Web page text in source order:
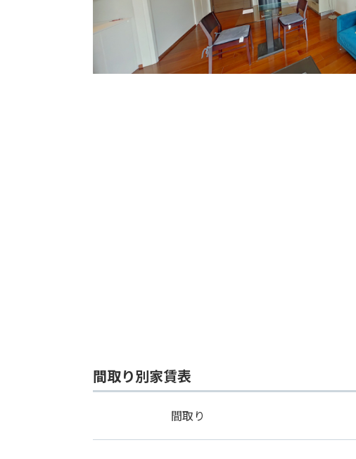
間取り別家賃表
間取り